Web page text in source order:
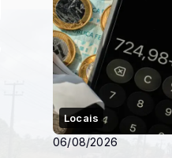
Locais
06/08/2026